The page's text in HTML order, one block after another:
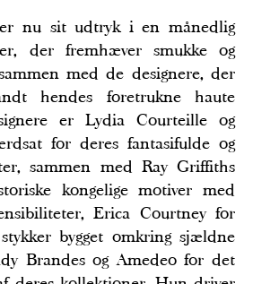
nu sit udtryk i en månedlig
der fremhæver smukke og
med de designere, der
hendes foretrukne haute
er Lydia Courteille og
for deres fantasifulde og
sammen med Ray Griffiths
kongelige motiver med
Erica Courtney for
bygget omkring sjældne
Brandes og Amedeo for det